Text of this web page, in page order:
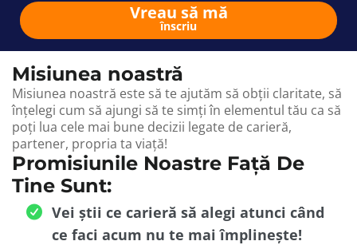
Vreau să mă
înscriu
Misiunea noastră
Misiunea noastră este să te ajutăm să obții claritate, să
înțelegi cum să ajungi să te simți în elementul tău ca să
poți lua cele mai bune decizii legate de carieră,
partener, propria ta viață!
Promisiunile Noastre Față De
Tine Sunt:
Vei știi ce carieră să alegi atunci când
ce faci acum nu te mai împlinește!